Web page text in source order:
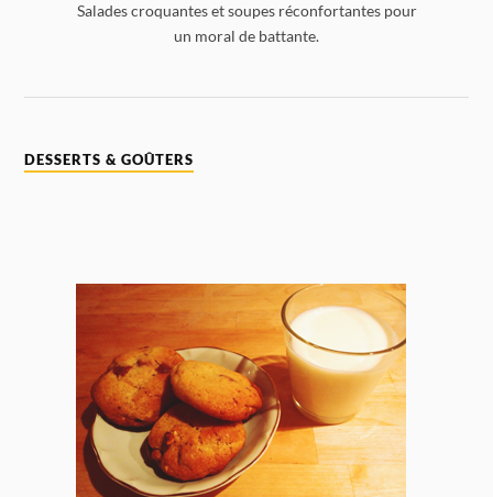
Salades croquantes et soupes réconfortantes pour
un moral de battante.
DESSERTS & GOÛTERS